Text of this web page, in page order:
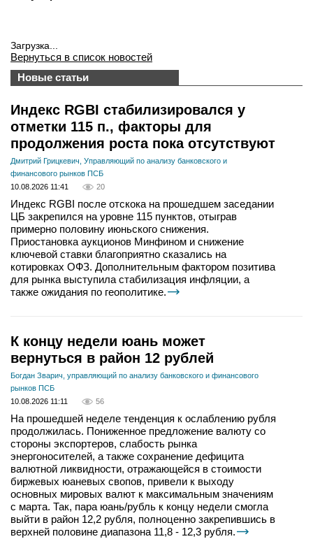
Загрузка...
Вернуться в список новостей
Новые статьи
Индекс RGBI стабилизировался у
отметки 115 п., факторы для
продолжения роста пока отсутствуют
Дмитрий Грицкевич, Управляющий по анализу банковского и
финансового рынков ПСБ
10.08.2026 11:41
20
Индекс RGBI после отскока на прошедшем заседании
ЦБ закрепился на уровне 115 пунктов, отыграв
примерно половину июньского снижения.
Приостановка аукционов Минфином и снижение
ключевой ставки благоприятно сказались на
котировках ОФЗ. Дополнительным фактором позитива
для рынка выступила стабилизация инфляции, а
также ожидания по геополитике.
К концу недели юань может
вернуться в район 12 рублей
Богдан Зварич, управляющий по анализу банковского и финансового
рынков ПСБ
10.08.2026 11:11
56
На прошедшей неделе тенденция к ослаблению рубля
продолжилась. Пониженное предложение валюту со
стороны экспортеров, слабость рынка
энергоносителей, а также сохранение дефицита
валютной ликвидности, отражающейся в стоимости
биржевых юаневых свопов, привели к выходу
основных мировых валют к максимальным значениям
с марта. Так, пара юань/рубль к концу недели смогла
выйти в район 12,2 рубля, полноценно закрепившись в
верхней половине диапазона 11,8 - 12,3 рубля.